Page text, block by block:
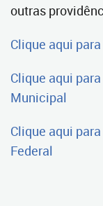
outras
Clique aqui
Clique aqui
Municipal
Clique aqui
Federal